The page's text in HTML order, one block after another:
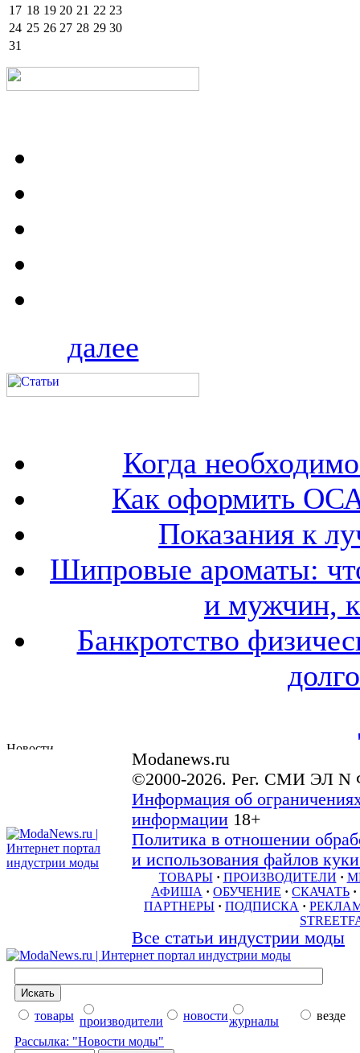
17 18 19 20 21 22 23
24 25 26 27 28 29 30
31
далее
Когда
Как оформить
Показания к
Шипровые ароматы:
и мужчин,
Банкротство
Modanews.ru
©2000-2026. Рег. СМИ ЭЛ N
Информация об
информации 18+
Политика в отношении
и использования файлов
ТОВАРЫ · ПРОИЗВОДИТЕЛИ ·
АФИША · ОБУЧЕНИЕ · СКАЧАТЬ ·
ПАРТНЕРЫ · ПОДПИСКА ·
Все статьи индустрии моды
товары производители новостижурналы
везде
Рассылка: "Новости моды"